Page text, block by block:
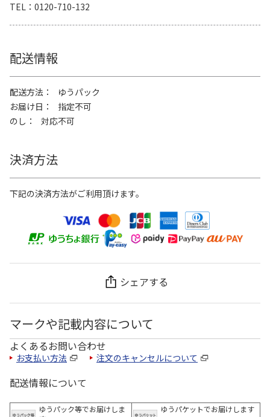
TEL
0120-710-132
配送情報
配送方法
ゆうパック
お届け日
指定不可
のし
対応不可
決済方法
下記の決済方法がご利用頂けます。
シェアする
マークや記載内容について
よくあるお問い合わせ
お支払い方法 注文のキャンセルについて
配送情報について
ゆうパック等でお届けしま
ゆうパケットでお届けします